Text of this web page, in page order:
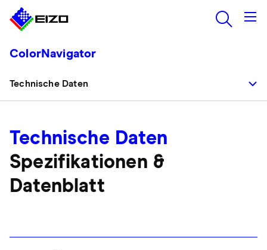
ColorNavigator
Technische Daten
Technische Daten
Spezifikationen &
Datenblatt